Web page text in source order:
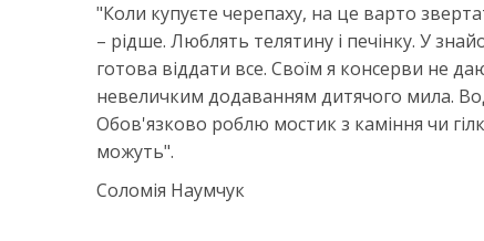
"Коли купуєте черепаху, на це варто
– рідше. Люблять телятину і печінку. У
готова віддати все. Своїм я консерви не
невеличким додаванням дитячого мила.
Обов'язково роблю мостик з каміння чи
можуть".
Соломія Наумчук